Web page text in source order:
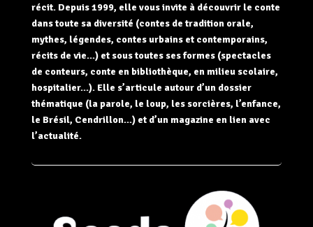
récit. Depuis 1999, elle vous invite à découvrir le conte
dans toute sa diversité (contes de tradition orale,
mythes, légendes, contes urbains et contemporains,
récits de vie…) et sous toutes ses formes (spectacles
de conteurs, conte en bibliothèque, en milieu scolaire,
hospitalier…). Elle s’articule autour d’un dossier
thématique (la parole, le loup, les sorcières, l’enfance,
le Brésil, Cendrillon…) et d’un magazine en lien avec
l’actualité.